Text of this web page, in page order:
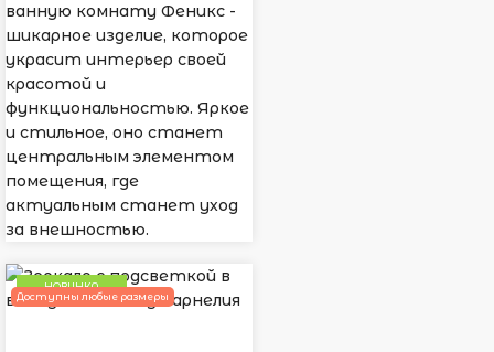
ванную комнату Феникс -
шикарное изделие, которое
украсит интерьер своей
красотой и
функциональностью. Яркое
и стильное, оно станет
центральным элементом
помещения, где
актуальным станет уход
за внешностью.
НОВИНКА
Доступны любые размеры